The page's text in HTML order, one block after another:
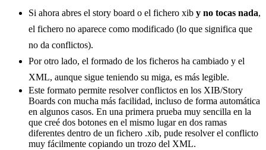
Si ahora abres el story board o el fichero xib y no tocas nada,
el fichero no aparece como modificado (lo que significa que
no da conflictos).
Por otro lado, el formado de los ficheros ha cambiado y el
XML, aunque sigue teniendo su miga, es más legible.
Este formato permite resolver conflictos en los XIB/Story
Boards con mucha más facilidad, incluso de forma automática
en algunos casos. En una primera prueba muy sencilla en la
que creé dos botones en el mismo lugar en dos ramas
diferentes dentro de un fichero .xib, pude resolver el conflicto
muy fácilmente copiando un trozo del XML.